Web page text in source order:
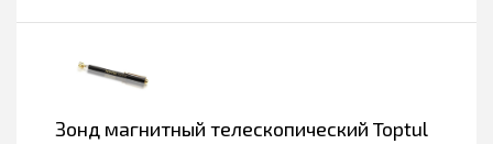
Зонд магнитный телескопический Toptul